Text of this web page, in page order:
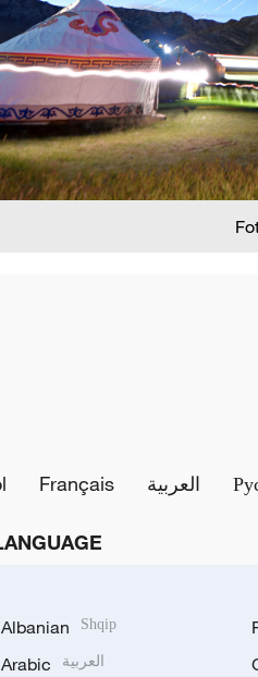
Français العربية
Albanian Shqip
Arabic العربية